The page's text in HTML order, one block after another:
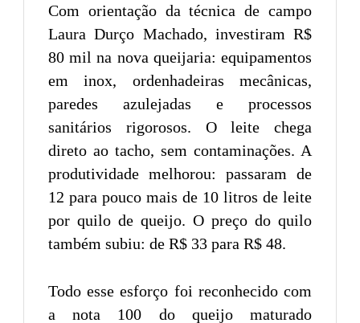
Com orientação da técnica de campo
Laura Durço Machado, investiram R$
80 mil na nova queijaria: equipamentos
em inox, ordenhadeiras mecânicas,
paredes azulejadas e processos
sanitários rigorosos. O leite chega
direto ao tacho, sem contaminações. A
produtividade melhorou: passaram de
12 para pouco mais de 10 litros de leite
por quilo de queijo. O preço do quilo
também subiu: de R$ 33 para R$ 48.
Todo esse esforço foi reconhecido com
a nota 100 do queijo maturado